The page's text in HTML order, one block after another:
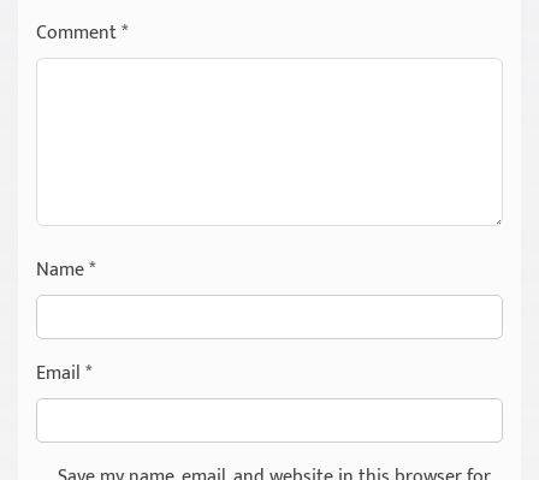
Comment*
Name*
Email*